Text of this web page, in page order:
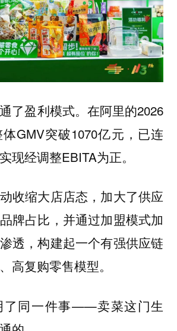
了盈利模式。在阿里的2026
GMV突破1070亿元，已连
现经调整EBITA为正。
收缩大店店态，加大了供应
牌占比，并通过加盟模式加
透，构建起一个有强供应链
高复购零售模型。
了同一件事——卖菜这门生